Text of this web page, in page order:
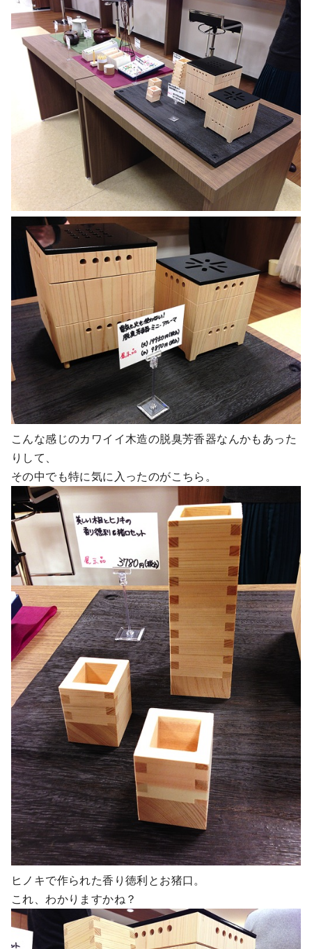
こんな感じのカワイイ木造の脱臭芳香器なんかもあった
りして、
その中でも特に気に入ったのがこちら。
ヒノキで作られた香り徳利とお猪口。
これ、わかりますかね？